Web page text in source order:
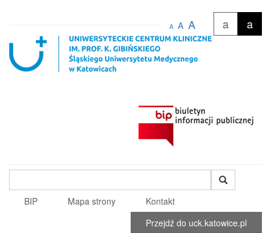
a
a
A A A
fraza
BIP
Mapa strony
Kontakt
Przejdź do uck.katowice.pl